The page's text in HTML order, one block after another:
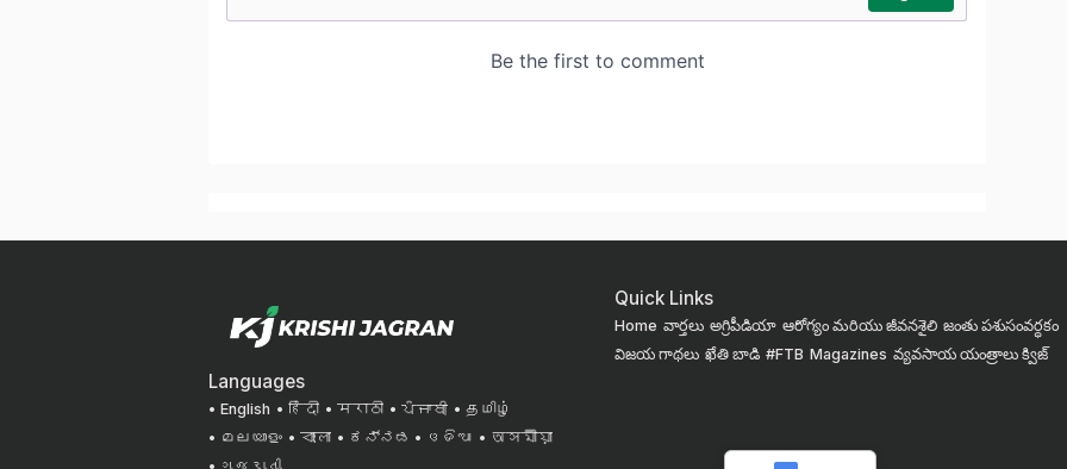
Languages
English हिंदी मराठी ਪੰਜਾਬੀ
தமிழ்
മലയാളം
বাংলা ಕನ್ನಡ ଓଡିଆ
অসমীয়া
Quick Links
Home వార్తలు అగ్రిపీడియా ఆరోగ్యం మరియు జీవనశైలి జంతు పశుసంవర్ధకం
విజయ గాథలు ఖేతి బాడి #FTB Magazines వ్యవసాయ యంత్రాలుక్విజ్